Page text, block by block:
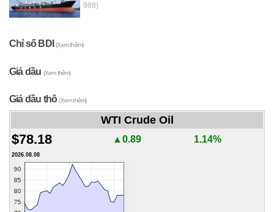
988)
Chỉ số BDI(Xem thêm)
Giá dầu (Xem thêm)
Giá dầu thô(Xem thêm)
WTI Crude Oil
$78.18 ▲0.89 1.14%
2026.08.08